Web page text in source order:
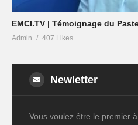
EMCI.TV | Témoignage du
Admin 407 Likes
Newletter
Vous voulez être le premier